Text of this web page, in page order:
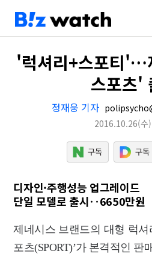
'럭셔리+스포티'…
스포츠'
정재웅 기자
2016.10.26(수)
디자인·주행성능 업그레이드
단일 모델로 출시‥6650만원
제네시스 브랜드의 대형 럭셔
포츠(SPORT)’가 본격적인 판